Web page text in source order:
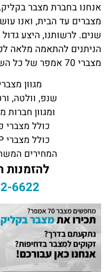
אנחנו בחברת מצבר בקליק
שנים. לרשותנו, היצע
הניתנים להתאמה מלאה
מצברי 70 אמפר של כל השמות המובילים.
מגוון מצברי 70
שנפ, וולטה,
ומגוון חברות
כולל מצברי
כולל מצברי START STOP
המחירים
להזמנות
6622